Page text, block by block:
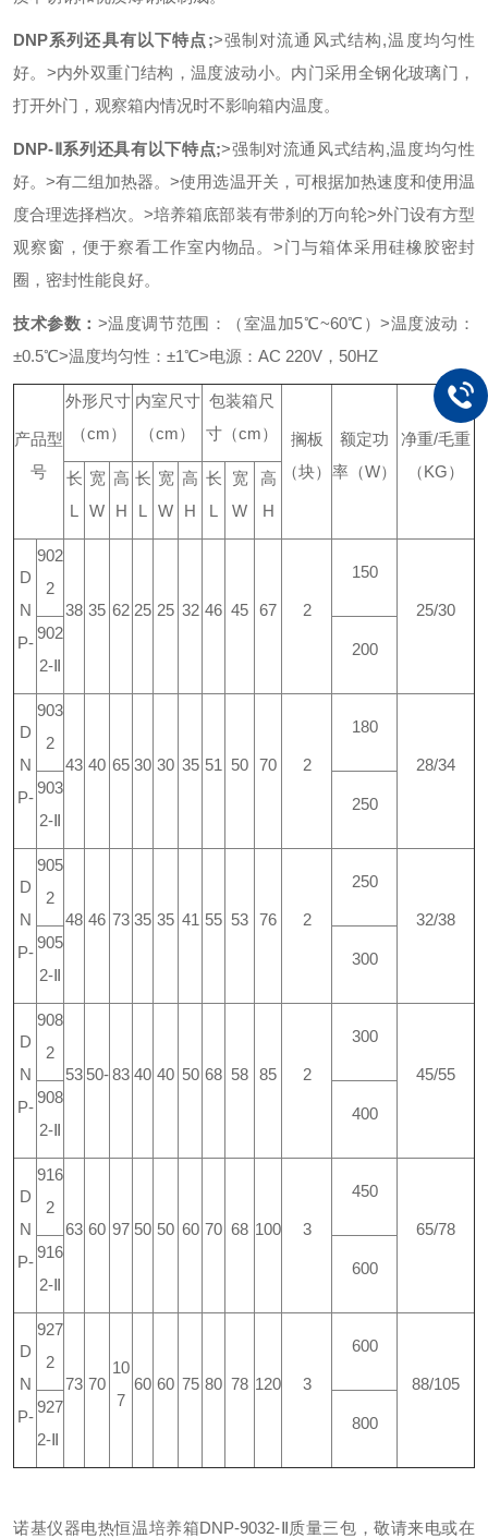
DNP系列还具有以下特点;>强制对流通风式结构,温度均匀性
好。 >内外双重门结构，温度波动小。内门采用全钢化玻璃门，
打开外门，观察箱内情况时不影响箱内温度。
DNP-Ⅱ系列还具有以下特点;>强制对流通风式结构,温度均匀性
好。>有二组加热器。>使用选温开关，可根据加热速度和使用温
度合理选择档次。>培养箱底部装有带刹的万向轮>外门设有方型
观察窗，便于察看工作室内物品。>门与箱体采用硅橡胶密封
圈，密封性能良好。
技术参数： >温度调节范围：（室温加5℃~60℃）>温度波动：
±0.5℃>温度均匀性：±1℃>电源：AC 220V，50HZ
产品型
号
外形尺寸
（cm）
内室尺寸
（cm）
包装箱尺
寸（cm）
搁板
（块）
额定功
率（W）
净重/毛重
（KG）
长
L
宽
W
高
H
长
L
宽
W
高
H
长
L
宽
W
高
H
D
N
P-
902
2
38 35 62 25 25 32 46 45 67 2
150
25/30
902
2-Ⅱ
200
D
N
P-
903
2
43 40 65 30 30 35 51 50 70 2
180
28/34
903
2-Ⅱ
250
D
N
P-
905
2
48 46 73 35 35 41 55 53 76 2
250
32/38
905
2-Ⅱ
300
D
N
P-
908
2
53 50- 83 40 40 50 68 58 85 2
300
45/55
908
2-Ⅱ
400
D
N
P-
916
2
63 60 97 50 50 60 70 68 100 3
450
65/78
916
2-Ⅱ
600
D
N
P-
927
2
73 70
10
7
60 60 75 80 78 120 3
600
88/105
927
2-Ⅱ
800
诺基仪器电热恒温培养箱DNP-9032-Ⅱ质量三包，敬请来电或在